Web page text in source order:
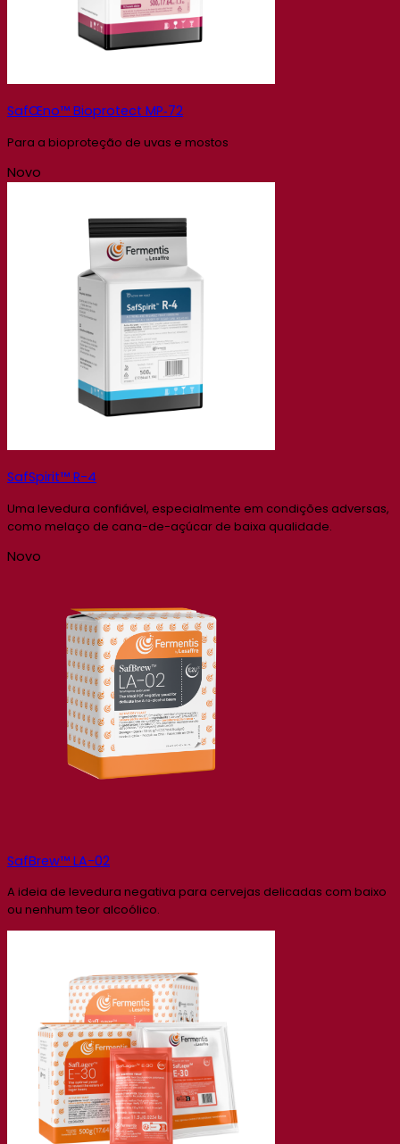
SafŒno™ Bioprotect MP‑72
Para a bioproteção de uvas e mostos
Novo
SafSpirit™ R-4
Uma levedura confiável, especialmente em condições adversas,
como melaço de cana-de-açúcar de baixa qualidade.
Novo
SafBrew™ LA-02
A ideia de levedura negativa para cervejas delicadas com baixo
ou nenhum teor alcoólico.